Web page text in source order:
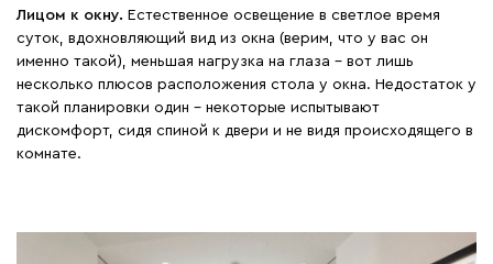
Лицом к окну. Естественное освещение в светлое время
суток, вдохновляющий вид из окна (верим, что у вас он
именно такой), меньшая нагрузка на глаза – вот лишь
несколько плюсов расположения стола у окна. Недостаток у
такой планировки один – некоторые испытывают
дискомфорт, сидя спиной к двери и не видя происходящего в
комнате.